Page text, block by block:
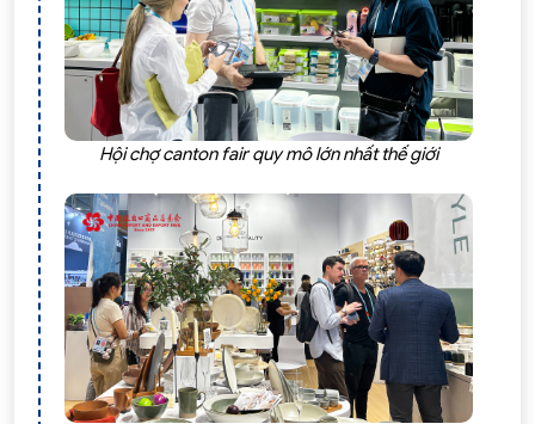
Hội chợ canton fair quy mô lớn nhất thế giới